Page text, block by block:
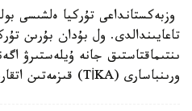
وزبەكستانداعى تۇركيا ەلشىسى
تاعايىندالدى. ول بۇدان بۇرىن
ىنتىماقتاستىق جانە ۇيلەستىرۋ
ورىنباسارى (TİKA) قىزمەتىن اتقاردى.